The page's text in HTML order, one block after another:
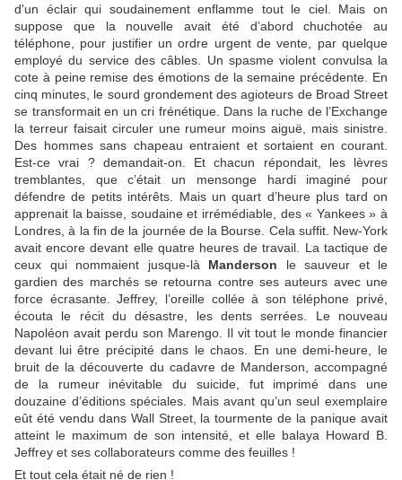
d'un éclair qui soudainement enflamme tout le ciel. Mais on
suppose que la nouvelle avait été d’abord chuchotée au
téléphone, pour justifier un ordre urgent de vente, par quelque
employé du service des câbles. Un spasme violent convulsa la
cote à peine remise des émotions de la semaine précédente. En
cinq minutes, le sourd grondement des agioteurs de Broad Street
se transformait en un cri frénétique. Dans la ruche de l’Exchange
la terreur faisait circuler une rumeur moins aiguë, mais sinistre.
Des hommes sans chapeau entraient et sortaient en courant.
Est-ce vrai ? demandait-on. Et chacun répondait, les lèvres
tremblantes, que c’était un mensonge hardi imaginé pour
défendre de petits intérêts. Mais un quart d’heure plus tard on
apprenait la baisse, soudaine et irrémédiable, des « Yankees » à
Londres, à la fin de la journée de la Bourse. Cela suffit. New-York
avait encore devant elle quatre heures de travail. La tactique de
ceux qui nommaient jusque-là Manderson le sauveur et le
gardien des marchés se retourna contre ses auteurs avec une
force écrasante. Jeffrey, l’oreille collée à son téléphone privé,
écouta le récit du désastre, les dents serrées. Le nouveau
Napoléon avait perdu son Marengo. Il vit tout le monde financier
devant lui être précipité dans le chaos. En une demi-heure, le
bruit de la découverte du cadavre de Manderson, accompagné
de la rumeur inévitable du suicide, fut imprimé dans une
douzaine d’éditions spéciales. Mais avant qu’un seul exemplaire
eût été vendu dans Wall Street, la tourmente de la panique avait
atteint le maximum de son intensité, et elle balaya Howard B.
Jeffrey et ses collaborateurs comme des feuilles !
Et tout cela était né de rien !